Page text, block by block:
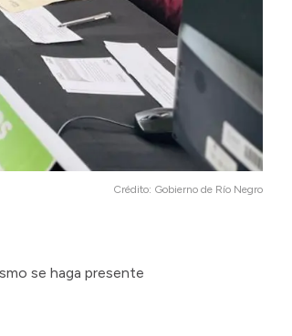
Crédito: Gobierno de Río Negro
se haga presente